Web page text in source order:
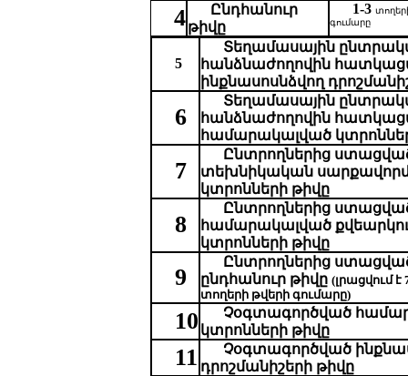
4
Ընդհանուր
թիվը
1-3
գումարը
5
Տեղամասային
հանձնաժողովին
ինքնասոսնձվող
6
Տեղամասային
հանձնաժողովին
համարակալված
7
Ընտրողներից
տեխնիկական
կտրոնների թիվը
8
Ընտրողներից
համարակալված
կտրոնների թիվը
9
Ընտրողներից
ընդհանուր թիվը (լրացվում է
տողերի թվերի գումարը)
10
Չօգտագործված
կտրոնների թիվը
11
Չօգտագործված
դրոշմանիշերի թիվը